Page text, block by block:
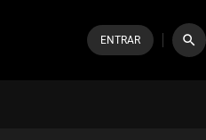
ENTRAR search